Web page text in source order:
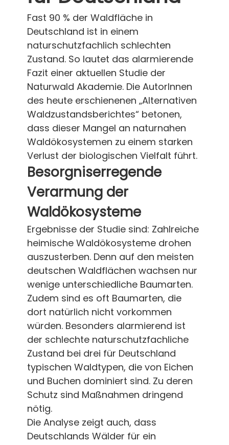
Fast 90 % der Waldfläche in
Deutschland ist in einem
naturschutzfachlich schlechten
Zustand. So lautet das alarmierende
Fazit einer aktuellen Studie der
Naturwald Akademie. Die AutorInnen
des heute erschienenen „Alternativen
Waldzustandsberichtes“ betonen,
dass dieser Mangel an naturnahen
Waldökosystemen zu einem starken
Verlust der biologischen Vielfalt führt.
Besorgniserregende
Verarmung der
Waldökosysteme
Ergebnisse der Studie sind: Zahlreiche
heimische Waldökosysteme drohen
auszusterben. Denn auf den meisten
deutschen Waldflächen wachsen nur
wenige unterschiedliche Baumarten.
Zudem sind es oft Baumarten, die
dort natürlich nicht vorkommen
würden. Besonders alarmierend ist
der schlechte naturschutzfachliche
Zustand bei drei für Deutschland
typischen Waldtypen, die von Eichen
und Buchen dominiert sind. Zu deren
Schutz sind Maßnahmen dringend
nötig.
Die Analyse zeigt auch, dass
Deutschlands Wälder für ein